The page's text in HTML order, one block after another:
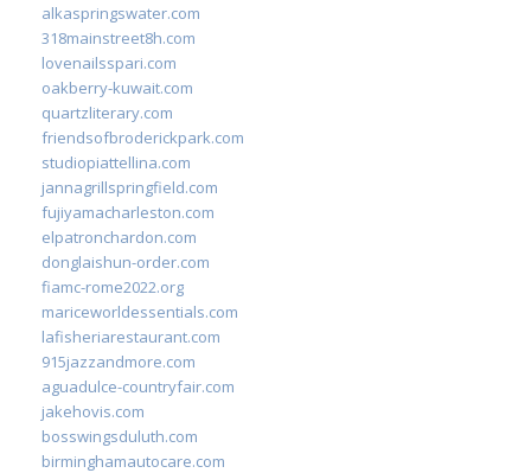
alkaspringswater.com
318mainstreet8h.com
lovenailsspari.com
oakberry-kuwait.com
quartzliterary.com
friendsofbroderickpark.com
studiopiattellina.com
jannagrillspringfield.com
fujiyamacharleston.com
elpatronchardon.com
donglaishun-order.com
fiamc-rome2022.org
mariceworldessentials.com
lafisheriarestaurant.com
915jazzandmore.com
aguadulce-countryfair.com
jakehovis.com
bosswingsduluth.com
birminghamautocare.com